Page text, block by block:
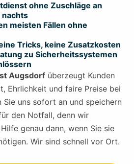
ohne Zuschläge an
nachts
meisten Fällen ohne
Tricks, keine Zusatzkosten
zu Sicherheitssystemen
Augsdorf überzeugt Kunden
Ehrlichkeit und faire Preise bei
Sie uns sofort an und speichern
den Notfall, denn wir
genau dann, wenn Sie sie
Wir sind schnell vor Ort.